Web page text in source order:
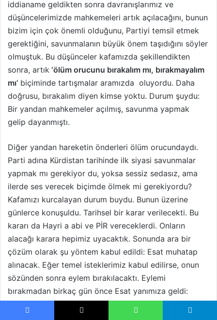
iddianame geldikten sonra davranışlarımız ve
düşüncelerimizde mahkemeleri artık açılacağını, bunun
bizim için çok önemli olduğunu, Partiyi temsil etmek
gerektiğini, savunmalanın büyük önem taşıdığını söyler
olmuştuk. Bu düşünceler kafamızda şekillendikten
sonra, artık ‘ölüm orucunu bırakalım mı, bırakmayalım
mı’ biçiminde tartışmalar aramızda oluyordu. Daha
doğrusu, bırakalım diyen kimse yoktu. Durum şuydu:
Bir yandan mahkemeler açılmış, savunma yapmak
gelip dayanmıştı.
Diğer yandan hareketin önderleri ölüm orucundaydı.
Parti adına Kürdistan tarihinde ilk siyasi savunmalar
yapmak mı gerekiyor du, yoksa sessiz sedasız, ama
ilerde ses verecek biçimde ölmek mi gerekiyordu?
Kafamızı kurcalayan durum buydu. Bunun üzerine
günlerce konuşuldu. Tarihsel bir karar verilecekti. Bu
kararı da Hayri a abi ve PİR vereceklerdi. Onların
alacağı karara hepimiz uyacaktık. Sonunda ara bir
çözüm olarak şu yöntem kabul edildi: Esat muhatap
alınacak. Eğer temel isteklerimiz kabul edilirse, onun
sözünden sonra eylem bırakılacaktı. Eylemi
bırakmadan birkaç gün önce Esat yanımıza geldi: